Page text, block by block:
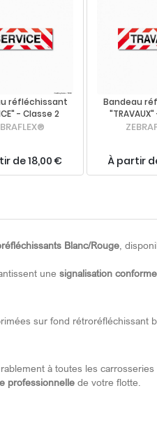
réfléchissant
- Classe 2
de 18,00 €
Bandeau
À partir
Blanc/Rouge ,
une signalisation
sur fond rétroréfléchissant
à toutes les
professionnelle de votre flotte.